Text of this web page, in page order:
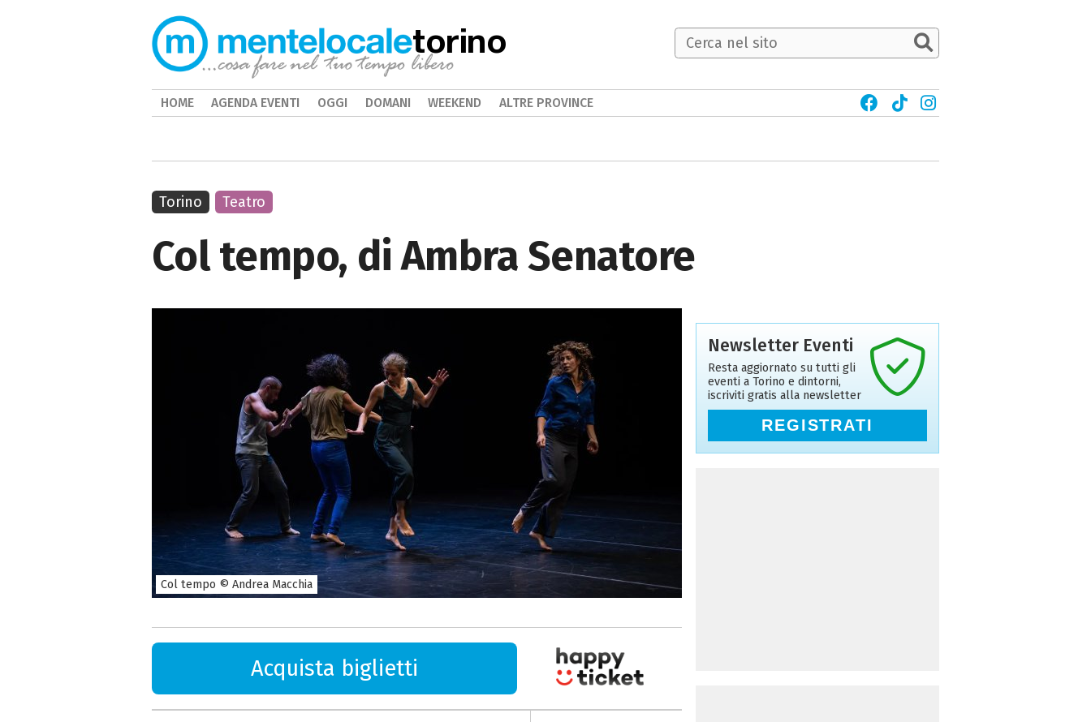
Col tempo, di Ambra Senatore
Col tempo © Andrea Macchia
Acquista biglietti
Torino Teatro
Newsletter Eventi
Resta aggiornato su tutti gli
eventi a Torino e dintorni,
iscriviti gratis alla newsletter
REGISTRATI
torino
HOME AGENDA EVENTI OGGI DOMANI WEEKEND ALTRE PROVINCE